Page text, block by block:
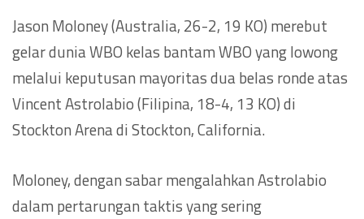
Jason Moloney (Australia, 26-2, 19 KO) merebut
gelar dunia WBO kelas bantam WBO yang lowong
melalui keputusan mayoritas dua belas ronde atas
Vincent Astrolabio (Filipina, 18-4, 13 KO) di
Stockton Arena di Stockton, California.
Moloney, dengan sabar mengalahkan Astrolabio
dalam pertarungan taktis yang sering